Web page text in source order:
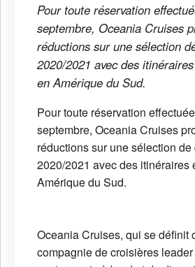
Pour toute réservation
septembre, Oceania Cruises
réductions sur une sélection
2020/2021 avec des
en Amérique du Sud.
Pour toute réservation
septembre, Oceania Cruises
réductions sur une sélection
2020/2021 avec des itinéraires
Amérique du Sud.
Oceania Cruises, qui se définit
compagnie de croisières